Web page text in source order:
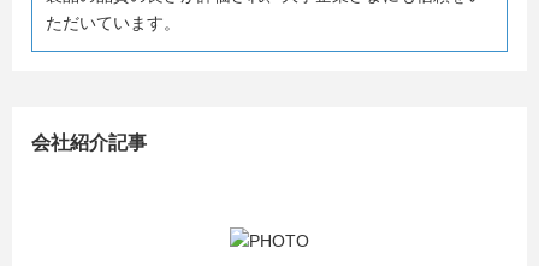
ただいています。
会社紹介記事